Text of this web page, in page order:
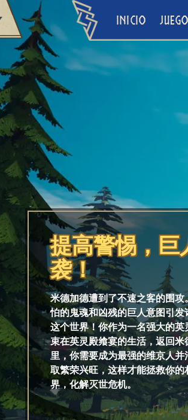
INICIO JUEGO
提高警惕，巨
袭！
米德加德遭到了不速之客的围
怕的鬼魂和凶残的巨人意图引
这个世界！你作为一名强大的
束在英灵殿飨宴的生活，返回米
里，你需要成为最强的维京人
取繁荣兴旺，这样才能拯救你的
界，化解灭世危机。